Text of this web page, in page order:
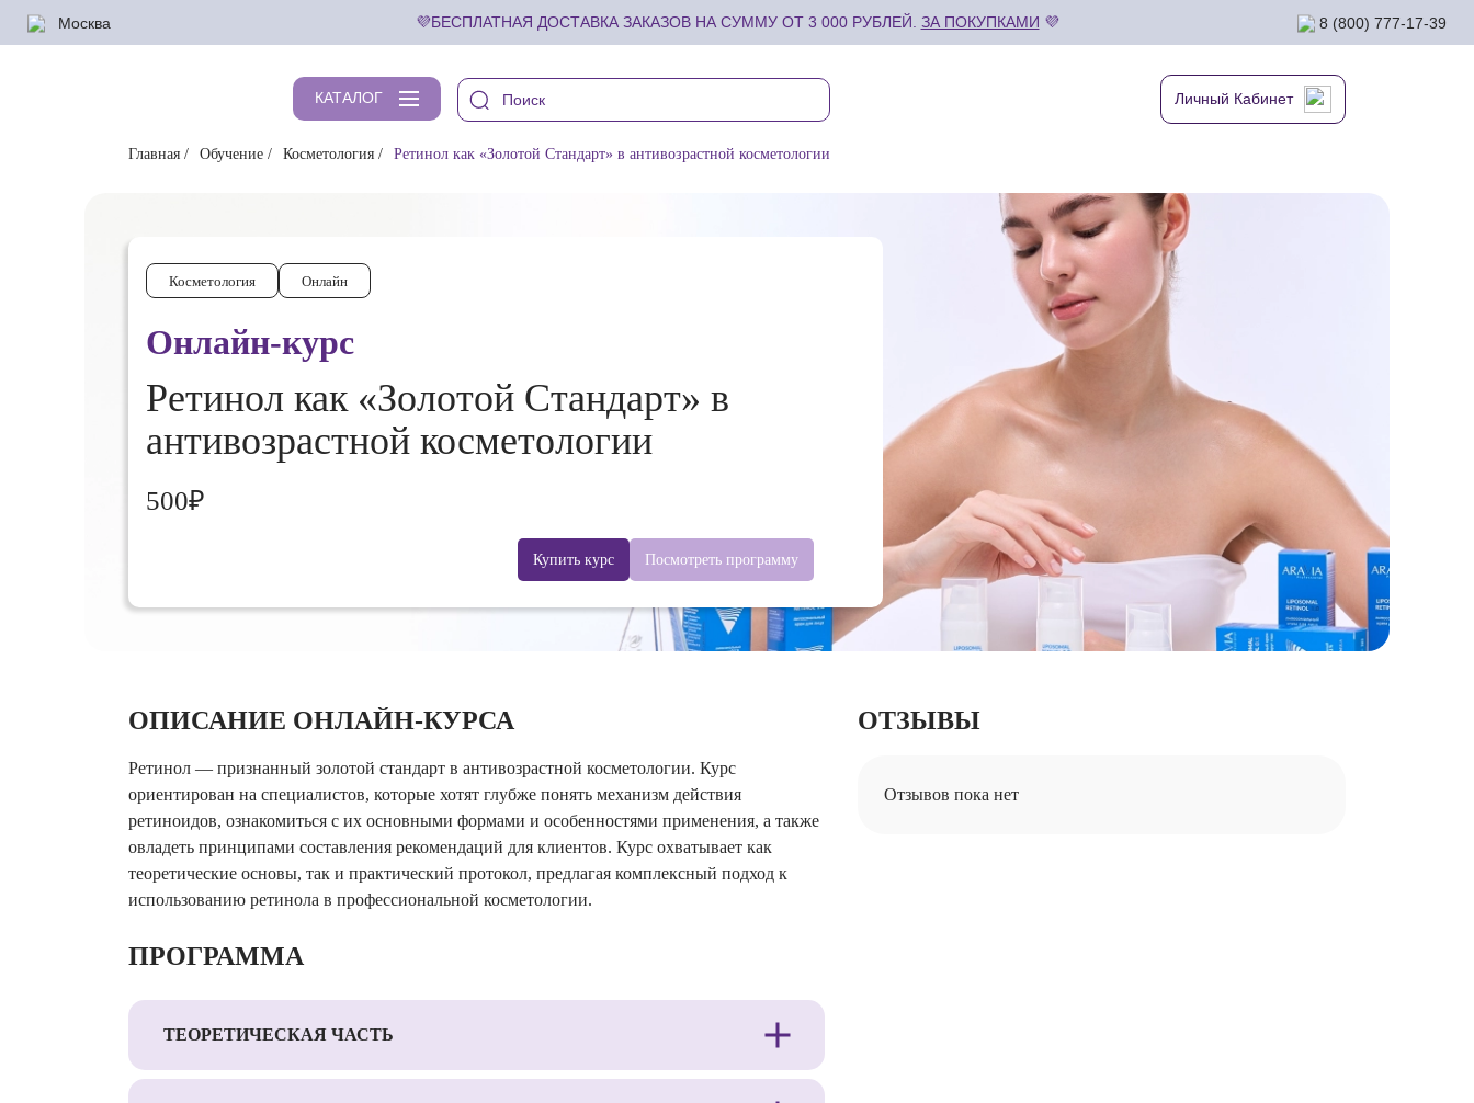
💜БЕСПЛАТНАЯ ДОСТАВКА ЗАКАЗОВ НА СУММУ ОТ 3 000 РУБЛЕЙ. ЗА ПОКУПКАМИ 💜
Москва 8 (800) 777-17-39
КАТАЛОГ Личный Кабинет
Главная Обучение Косметология Ретинол как «Золотой Стандарт» в антивозрастной косметологии
Косметология Онлайн
Онлайн-курс
Ретинол как «Золотой Стандарт» в
антивозрастной косметологии
500₽
Купить курс Посмотреть программу
ОПИСАНИЕ ОНЛАЙН-КУРСА
Ретинол — признанный золотой стандарт в антивозрастной косметологии. Курс
ориентирован на специалистов, которые хотят глубже понять механизм действия
ретиноидов, ознакомиться с их основными формами и особенностями применения, а также
овладеть принципами составления рекомендаций для клиентов. Курс охватывает как
теоретические основы, так и практический протокол, предлагая комплексный подход к
использованию ретинола в профессиональной косметологии.
ПРОГРАММА
ТЕОРЕТИЧЕСКАЯ ЧАСТЬ
ОТЗЫВЫ
Отзывов пока нет